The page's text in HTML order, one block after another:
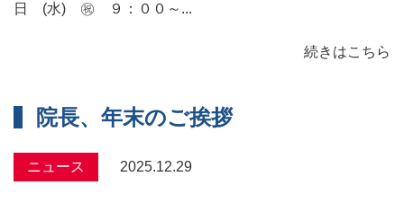
日 (水) ㊗ ９：００～...
続きはこちら
院長、年末のご挨拶
ニュース 2025.12.29